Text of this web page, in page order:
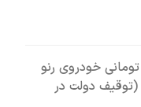
حراج 870/000/000 تومانی خودروی رنو
تندر 90 مدل : 1391 (توقیف دولت در